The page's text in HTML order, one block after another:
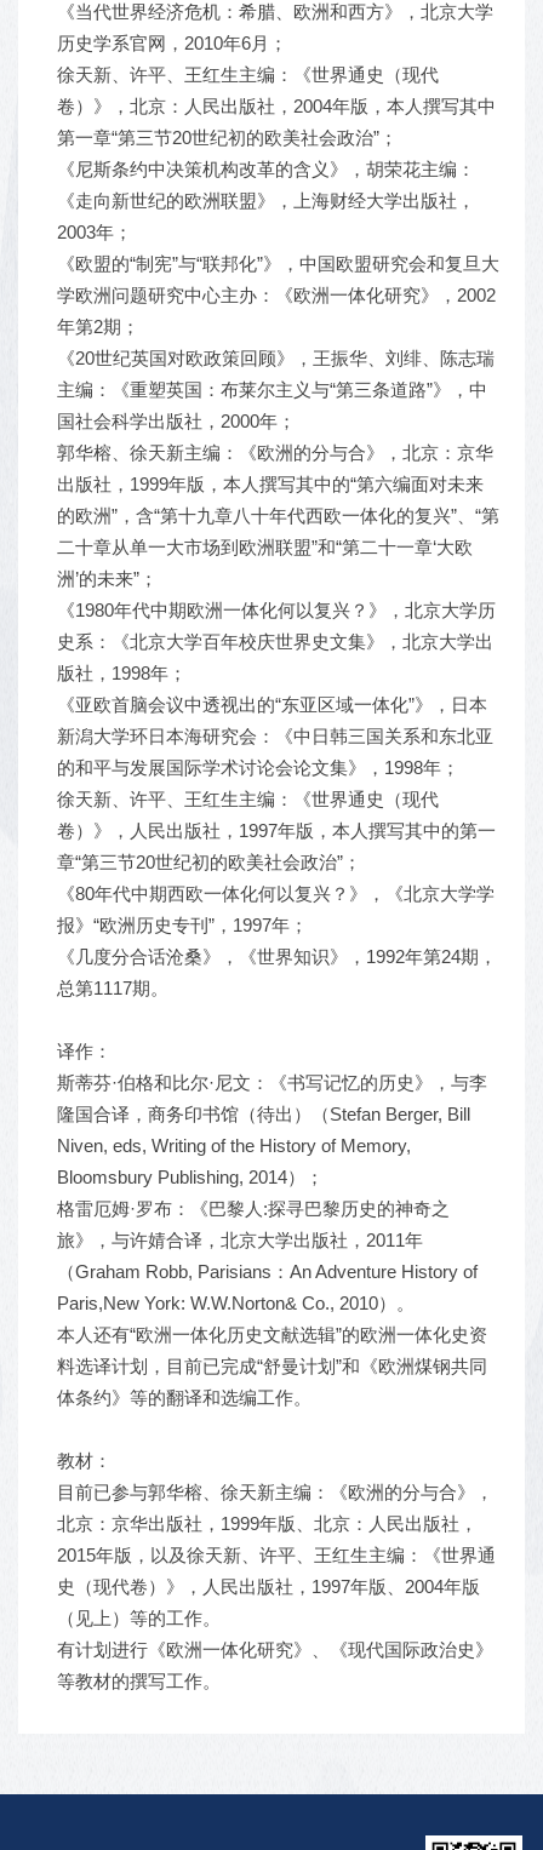
《当代世界经济危机：希腊、欧洲和西方》，北京大学
历史学系官网，2010年6月；
徐天新、许平、王红生主编：《世界通史（现代
卷）》，北京：人民出版社，2004年版，本人撰写其中
第一章“第三节20世纪初的欧美社会政治”；
《尼斯条约中决策机构改革的含义》，胡荣花主编：
《走向新世纪的欧洲联盟》，上海财经大学出版社，
2003年；
《欧盟的“制宪”与“联邦化”》，中国欧盟研究会和复旦大
学欧洲问题研究中心主办：《欧洲一体化研究》，2002
年第2期；
《20世纪英国对欧政策回顾》，王振华、刘绯、陈志瑞
主编：《重塑英国：布莱尔主义与“第三条道路”》，中
国社会科学出版社，2000年；
郭华榕、徐天新主编：《欧洲的分与合》，北京：京华
出版社，1999年版，本人撰写其中的“第六编面对未来
的欧洲”，含“第十九章八十年代西欧一体化的复兴”、“第
二十章从单一大市场到欧洲联盟”和“第二十一章‘大欧
洲’的未来”；
《1980年代中期欧洲一体化何以复兴？》，北京大学历
史系：《北京大学百年校庆世界史文集》，北京大学出
版社，1998年；
《亚欧首脑会议中透视出的“东亚区域一体化”》，日本
新潟大学环日本海研究会：《中日韩三国关系和东北亚
的和平与发展国际学术讨论会论文集》，1998年；
徐天新、许平、王红生主编：《世界通史（现代
卷）》，人民出版社，1997年版，本人撰写其中的第一
章“第三节20世纪初的欧美社会政治”；
《80年代中期西欧一体化何以复兴？》，《北京大学学
报》“欧洲历史专刊”，1997年；
《几度分合话沧桑》，《世界知识》，1992年第24期，
总第1117期。
译作：
斯蒂芬·伯格和比尔·尼文：《书写记忆的历史》，与李
隆国合译，商务印书馆（待出）（Stefan Berger, Bill
Niven, eds, Writing of the History of Memory,
Bloomsbury Publishing, 2014）；
格雷厄姆·罗布：《巴黎人:探寻巴黎历史的神奇之
旅》，与许婧合译，北京大学出版社，2011年
（Graham Robb, Parisians：An Adventure History of
Paris,New York: W.W.Norton& Co., 2010）。
本人还有“欧洲一体化历史文献选辑”的欧洲一体化史资
料选译计划，目前已完成“舒曼计划”和《欧洲煤钢共同
体条约》等的翻译和选编工作。
教材：
目前已参与郭华榕、徐天新主编：《欧洲的分与合》，
北京：京华出版社，1999年版、北京：人民出版社，
2015年版，以及徐天新、许平、王红生主编：《世界通
史（现代卷）》，人民出版社，1997年版、2004年版
（见上）等的工作。
有计划进行《欧洲一体化研究》、《现代国际政治史》
等教材的撰写工作。